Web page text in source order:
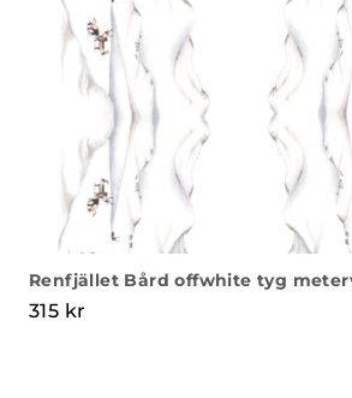
Renfjället Bård offwhite tyg
315 kr